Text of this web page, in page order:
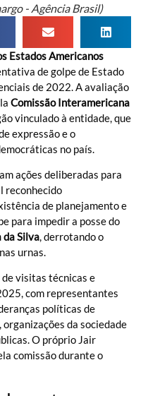
- Agência Brasil)
Estados Americanos
de golpe de Estado
de 2022. A avaliação
Comissão Interamericana
vinculado à entidade, que
expressão e o
no país.
ações deliberadas para
reconhecido
de planejamento e
para impedir a posse do
da Silva, derrotando o
urnas.
visitas técnicas e
com representantes
políticas de
da sociedade
O próprio Jair
comissão durante o